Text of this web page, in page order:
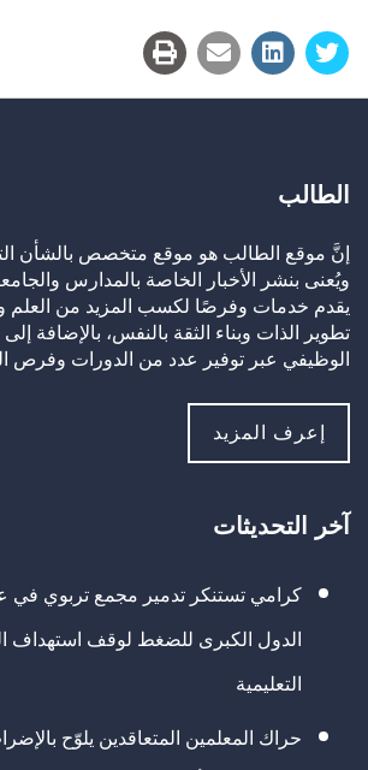
الطالب
إنَّ موقع الطالب هو موقع متخصص بالشأن
ويُعنى بنشر الأخبار الخاصة بالمدارس
يقدم خدمات وفرصًا لكسب المزيد من العلم
تطوير الذات وبناء الثقة بالنفس، بالإضافة
الوظيفي عبر توفير عدد من الدورات وفرص
إعرف المزيد
آخر التحديثات
كرامي تستنكر تدمير مجمع تربوي في
الدول الكبرى للضغط لوقف استهداف
التعليمية
حراك المعلمين المتعاقدين يلوّح